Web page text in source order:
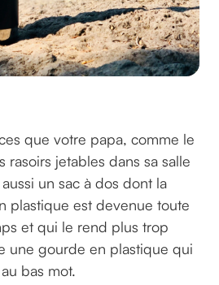
que votre papa, comme le
rasoirs jetables dans sa salle
un sac à dos dont la
plastique est devenue toute
et qui le rend plus trop
une gourde en plastique qui
bas mot.